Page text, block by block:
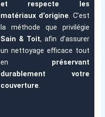
et respecte les
matériaux d’origine. C’est
la méthode que privilégie
Sain & Toit, afin d’assurer
un nettoyage efficace tout
en préservant
durablement votre
couverture.